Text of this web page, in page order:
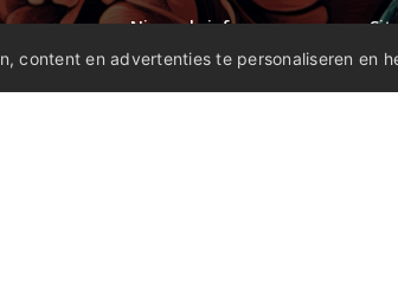
Nieuwsbrief
content en advertenties te personaliseren en